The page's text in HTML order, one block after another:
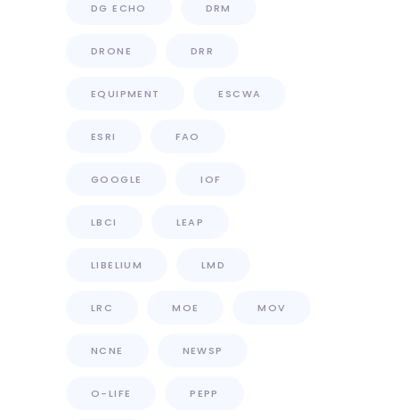
DG ECHO DRM
DRONE DRR
EQUIPMENT ESCWA
ESRI FAO
GOOGLE IOF
LBCI LEAP
LIBELIUM LMD
LRC MOE MOV
NCNE NEWSP
O-LIFE PEPP